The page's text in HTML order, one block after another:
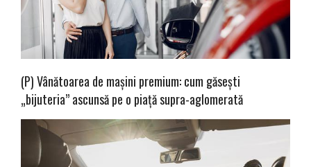
(P) Vânătoarea de mașini premium: cum găsești
„bijuteria” ascunsă pe o piață supra-aglomerată